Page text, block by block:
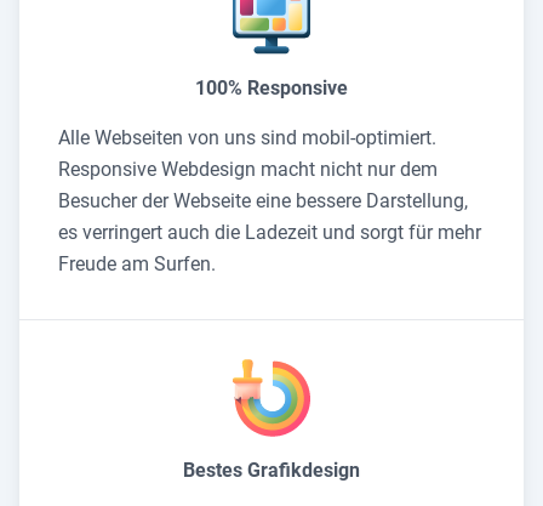
100% Responsive
Alle Webseiten von uns sind mobil-optimiert.
Responsive Webdesign macht nicht nur dem
Besucher der Webseite eine bessere Darstellung,
es verringert auch die Ladezeit und sorgt für mehr
Freude am Surfen.
Bestes Grafikdesign